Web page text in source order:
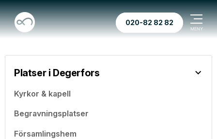
020-82 82 82
Platser i Degerfors
Kyrkor & kapell
Begravningsplatser
Församlingshem